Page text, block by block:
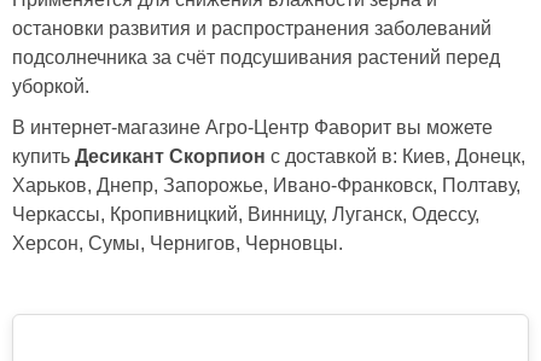
остановки развития и распространения заболеваний
подсолнечника за счёт подсушивания растений перед
уборкой.
В интернет-магазине Агро-Центр Фаворит вы можете
купить Десикант Скорпион с доставкой в: Киев, Донецк,
Харьков, Днепр, Запорожье, Ивано-Франковск, Полтаву,
Черкассы, Кропивницкий, Винницу, Луганск, Одессу,
Херсон, Сумы, Чернигов, Черновцы.